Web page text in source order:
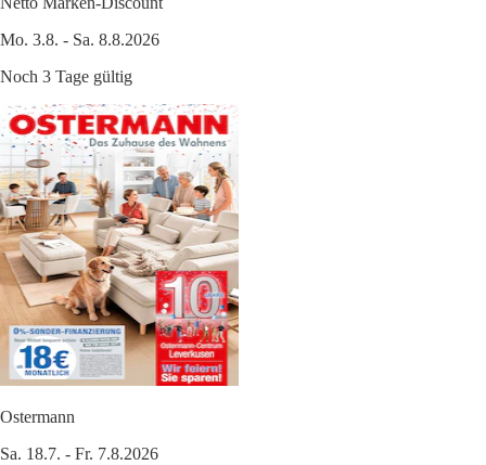
Mo. 3.8. - Sa. 8.8.2026
Noch 3 Tage gültig
Ostermann
Sa. 18.7. - Fr. 7.8.2026